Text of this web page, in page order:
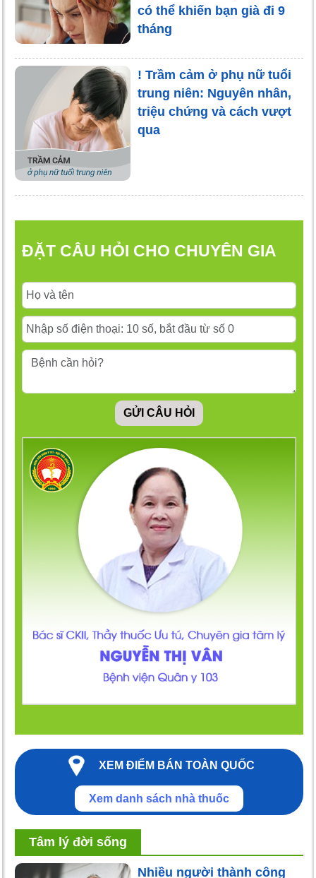
có thể khiến bạn già đi 9
tháng
! Trầm cảm ở phụ nữ tuổi
trung niên: Nguyên nhân,
triệu chứng và cách vượt
qua
ĐẶT CÂU HỎI CHO CHUYÊN GIA
GỬI CÂU HỎI
XEM ĐIỂM BÁN TOÀN QUỐC
Xem danh sách nhà thuốc
Tâm lý đời sống
Nhiều người thành công